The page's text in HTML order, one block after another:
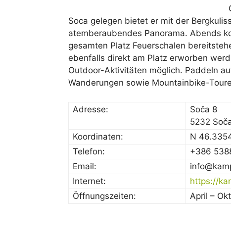
Soca gelegen bietet er mit der
atemberaubendes Panorama. Abends
gesamten Platz Feuerschalen
ebenfalls direkt am Platz erworben
Outdoor-Aktivitäten möglich. Paddeln
Wanderungen sowie Mountainbike-
Adresse:
Soča 8
5232
Koordinaten:
N
Telefon:
+386
Email:
Internet:
https://
Öffnungszeiten:
April –